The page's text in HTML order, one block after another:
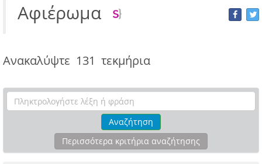
Αφιέρωμα
Ανακαλύψτε 131 τεκμήρια
Αναζήτηση
Περισσότερα κριτήρια αναζήτησης